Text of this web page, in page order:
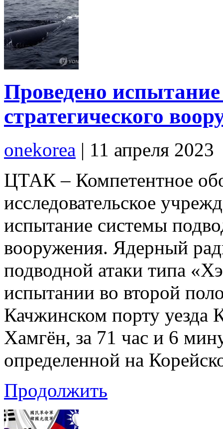
Проведено
стратегического
onekorea | 11 апреля 2023
ЦТАК – Компетентное
исследовательское
испытание системы
вооружения. Ядерный
подводной атаки типа
испытании во второй
Качжинском порту
Хамгён, за 71 час и 6
определенной на
Продолжить